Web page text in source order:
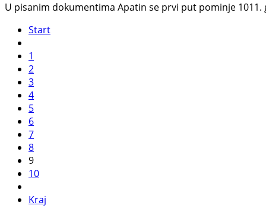
U pisanim dokumentima Apatin se prvi put pominje
Start
1
2
3
4
5
6
7
8
9
10
Kraj